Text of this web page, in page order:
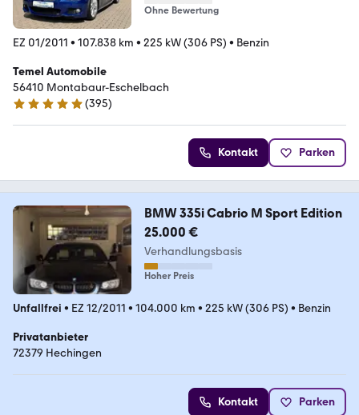
Ohne Bewertung
EZ 01/2011 • 107.838 km • 225 kW (306 PS) • Benzin
Temel Automobile
56410 Montabaur-Eschelbach
4.9 Sterne
(395)
Kontakt Parken
BMW 335i Cabrio M Sport Edition
25.000 €
Verhandlungsbasis
Hoher Preis
Unfallfrei • EZ 12/2011 • 104.000 km • 225 kW (306 PS) • Benzin
Privatanbieter
72379 Hechingen
Kontakt Parken